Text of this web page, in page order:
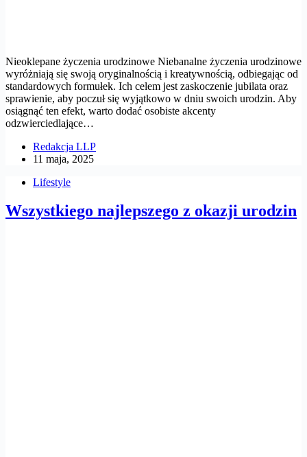
Nieoklepane życzenia urodzinowe Niebanalne życzenia urodzinowe
wyróżniają się swoją oryginalnością i kreatywnością, odbiegając od
standardowych formułek. Ich celem jest zaskoczenie jubilata oraz
sprawienie, aby poczuł się wyjątkowo w dniu swoich urodzin. Aby
osiągnąć ten efekt, warto dodać osobiste akcenty
odzwierciedlające…
Redakcja LLP
11 maja, 2025
Lifestyle
Wszystkiego najlepszego z okazji urodzin